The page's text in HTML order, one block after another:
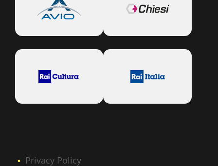
Privacy Policy